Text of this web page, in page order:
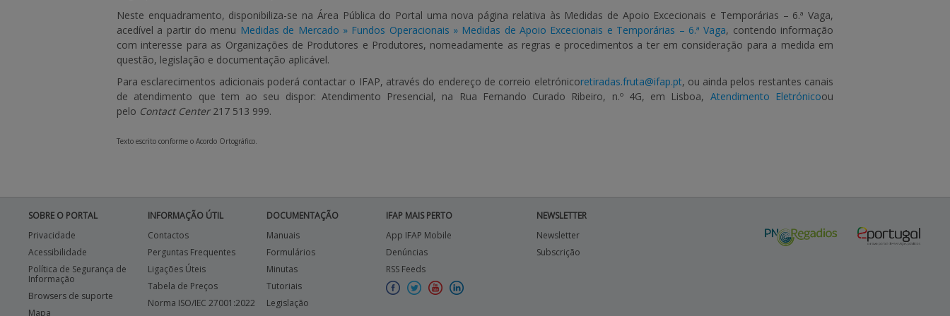
Neste enquadramento, disponibiliza-se na Área Pública do Portal uma nova página relativa às Medidas de Apoio Excecionais e Temporárias – 6.ª Vaga,
acedível a partir do menu Medidas de Mercado » Fundos Operacionais » Medidas de Apoio Excecionais e Temporárias – 6.ª Vaga, contendo informação
com interesse para as Organizações de Produtores e Produtores, nomeadamente as regras e procedimentos a ter em consideração para a medida em
questão, legislação e documentação aplicável.
Para esclarecimentos adicionais poderá contactar o IFAP, através do endereço de correio eletrónicoretiradas.fruta@ifap.pt, ou ainda pelos restantes canais
de atendimento que tem ao seu dispor: Atendimento Presencial, na Rua Fernando Curado Ribeiro, n.º 4G, em Lisboa, Atendimento Eletrónicoou
pelo Contact Center217 513 999.
Texto escrito conforme o Acordo Ortográfico.
SOBRE O PORTAL
Privacidade
Acessibilidade
Política de Segurança de
Informação
Browsers de suporte
Mapa
INFORMAÇÃO ÚTIL
Contactos
Perguntas Frequentes
Ligações Úteis
Tabela de Preços
Norma ISO/IEC 27001:2022
DOCUMENTAÇÃO
Manuais
Formulários
Minutas
Tutoriais
Legislação
IFAP MAIS PERTO
App IFAP Mobile
Denúncias
RSS Feeds
NEWSLETTER
Newsletter
Subscrição